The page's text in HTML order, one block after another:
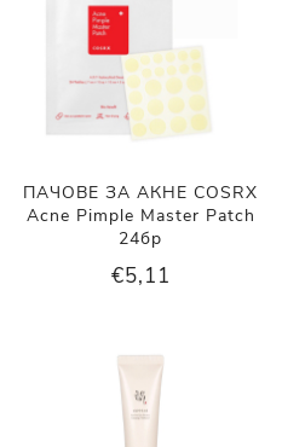
ПАЧОВЕ ЗА АКНЕ COSRX
Acne Pimple Master Patch
24бр
€5,11